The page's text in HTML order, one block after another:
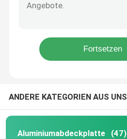
Stahlluke
Metal Stanzteile
ANDERE KATEGORIEN AUS UNS
Aluminiumabdeckplatte (47)